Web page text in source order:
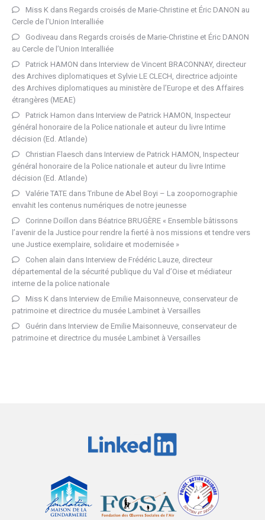
Miss K dans Regards croisés de Marie-Christine et Éric DANON au
Cercle de l’Union Interalliée
Godiveau dans Regards croisés de Marie-Christine et Éric DANON
au Cercle de l’Union Interalliée
Patrick HAMON dans Interview de Vincent BRACONNAY, directeur
des Archives diplomatiques et Sylvie LE CLECH, directrice adjointe
des Archives diplomatiques au ministère de l’Europe et des Affaires
étrangères (MEAE)
Patrick Hamon dans Interview de Patrick HAMON, Inspecteur
général honoraire de la Police nationale et auteur du livre Intime
décision (Ed. Atlande)
Christian Flaesch dans Interview de Patrick HAMON, Inspecteur
général honoraire de la Police nationale et auteur du livre Intime
décision (Ed. Atlande)
Valérie TATE dans Tribune de Abel Boyi – La zoopornographie
envahit les contenus numériques de notre jeunesse
Corinne Doillon dans Béatrice BRUGÈRE « Ensemble bâtissons
l’avenir de la Justice pour rendre la fierté à nos missions et tendre vers
une Justice exemplaire, solidaire et modernisée »
Cohen alain dans Interview de Frédéric Lauze, directeur
départemental de la sécurité publique du Val d’Oise et médiateur
interne de la police nationale
Miss K dans Interview de Emilie Maisonneuve, conservateur de
patrimoine et directrice du musée Lambinet à Versailles
Guérin dans Interview de Emilie Maisonneuve, conservateur de
patrimoine et directrice du musée Lambinet à Versailles